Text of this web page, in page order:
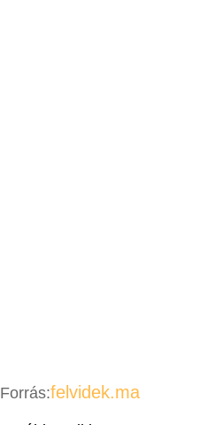
Forrás:felvidek.ma